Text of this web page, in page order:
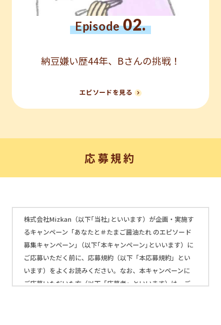
Episode02.
納豆嫌い歴44年、Bさんの挑戦！
エピソードを見る
応募規約
株式会社Mizkan（以下｢当社｣といいます）が企画・実施す
るキャンペーン「あなたと＃たまご醤油たれ のエピソード
募集キャンペーン｣（以下｢本キャンペーン｣といいます）に
ご応募いただく前に、応募規約（以下「本応募規約」とい
います）をよくお読みください。なお、本キャンペーンに
ご応募いただいた方（以下「応募者」といいます）は、ご